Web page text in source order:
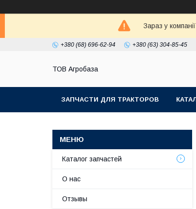
Зараз у
+380 (68) 696-62-94 +380 (63) 304-85-45
ТОВ Агробаза
ЗАПЧАСТИ ДЛЯ ТРАКТОРОВ
Каталог запчастей
О нас
Отзывы